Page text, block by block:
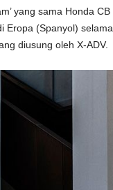
yang sama Honda CB
Eropa (Spanyol) selama
diusung oleh X-ADV.